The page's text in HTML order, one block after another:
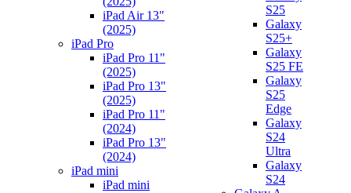
iPad Air 13"
(2025)
iPad Pro
iPad Pro 11"
(2025)
iPad Pro 13"
(2025)
iPad Pro 11"
(2024)
iPad Pro 13"
(2024)
iPad mini
iPad mini
S25
Galaxy
S25+
Galaxy
S25 FE
Galaxy
S25
Edge
Galaxy
S24
Ultra
Galaxy
S24